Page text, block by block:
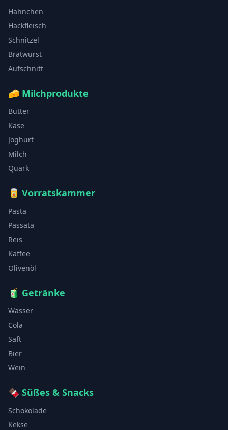
Hähnchen
Hackfleisch
Schnitzel
Bratwurst
Aufschnitt
🧀 Milchprodukte
Butter
Käse
Joghurt
Milch
Quark
🥫 Vorratskammer
Pasta
Passata
Reis
Kaffee
Olivenöl
🧃 Getränke
Wasser
Cola
Saft
Bier
Wein
🍫 Süßes & Snacks
Schokolade
Kekse